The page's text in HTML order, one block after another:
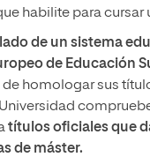
habilite para cursar
de un sistema
de Educación
homologar sus
títulos oficiales que
de máster.